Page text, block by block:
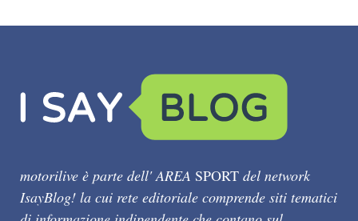
motorilive è parte dell' AREA SPORT del network
IsayBlog! la cui rete editoriale comprende siti tematici